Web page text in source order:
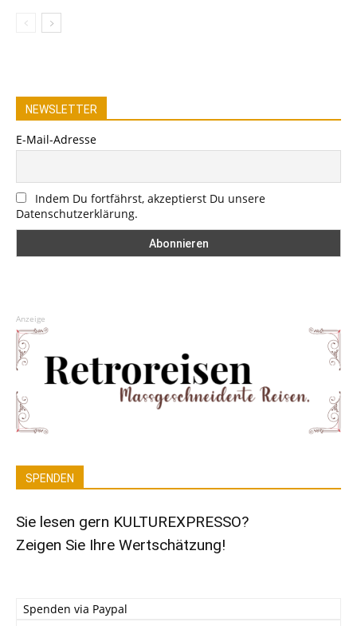
NEWSLETTER
E-Mail-Adresse
Indem Du fortfährst, akzeptierst Du unsere
Datenschutzerklärung.
Anzeige
SPENDEN
Sie lesen gern KULTUREXPRESSO?
Zeigen Sie Ihre Wertschätzung!
Spenden via Paypal